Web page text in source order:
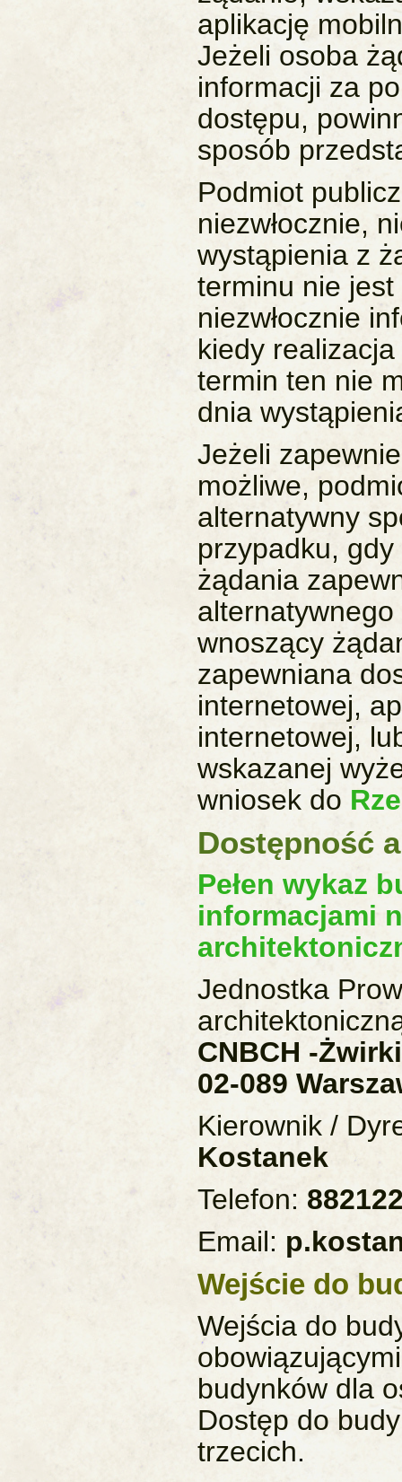
aplikację
Jeżeli osoba
informacji za
dostępu,
sposób
Podmiot
niezwłocznie,
wystąpienia z
terminu nie
niezwłocznie
kiedy
termin ten nie
dnia
Jeżeli
możliwe,
alternatywny
przypadku,
żądania
wnoszący
zapewniana
internetowej,
internetowej,
wskazanej
wniosek do
Dostępność
Pełen wykaz
informacjami
Jednostka
CNBCH -
02-089
Kierownik /
Kostanek
Telefon:
Email:
Wejście do
Wejścia do
budynków dla
Dostęp do
trzecich.